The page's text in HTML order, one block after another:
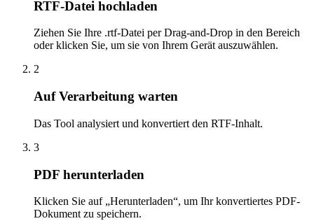
RTF-Datei hochladen
Ziehen Sie Ihre .rtf-Datei per Drag-and-Drop in den Bereich
oder klicken Sie, um sie von Ihrem Gerät auszuwählen.
2
Auf Verarbeitung warten
Das Tool analysiert und konvertiert den RTF-Inhalt.
3
PDF herunterladen
Klicken Sie auf „Herunterladen“, um Ihr konvertiertes PDF-
Dokument zu speichern.